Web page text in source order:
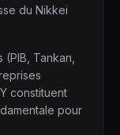
du Nikkei
Tankan,
constituent
pour